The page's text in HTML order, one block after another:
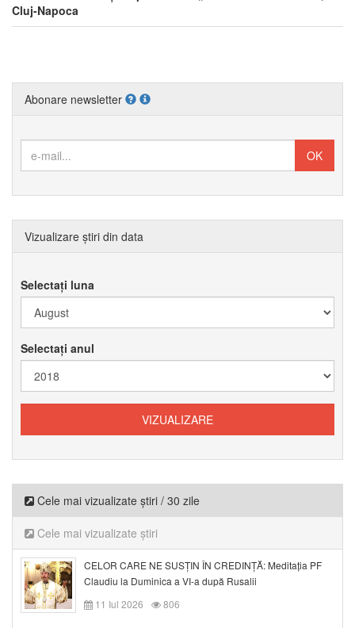
Cluj-Napoca
Abonare newsletter
Vizualizare știri din data
Selectați luna
Selectați anul
Cele mai vizualizate știri / 30 zile
Cele mai vizualizate știri
CELOR CARE NE SUSȚIN ÎN CREDINȚĂ: Meditația PF
Claudiu la Duminica a VI-a după Rusalii
11 Iul 2026
806